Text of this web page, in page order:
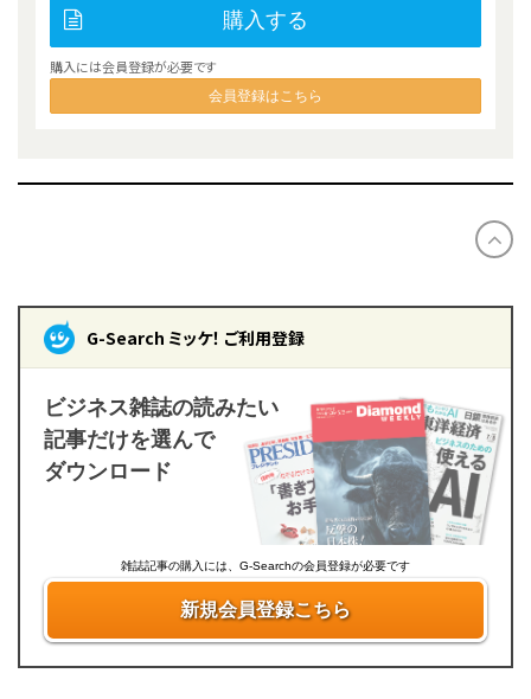
購入する
購入には会員登録が必要です
会員登録はこちら
G-Search ミッケ！ ご利用登録
ビジネス雑誌の読みたい
記事だけを選んで
ダウンロード
雑誌記事の購入には、G-Searchの会員登録が必要です
新規会員登録こちら